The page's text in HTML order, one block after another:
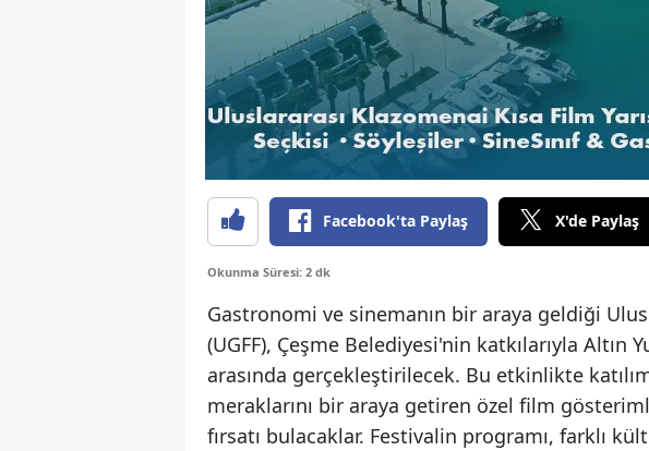
Facebook'ta Paylaş X'de Paylaş
Okunma Süresi: 2 dk
Gastronomi ve sinemanın bir araya geldiği
(UGFF), Çeşme Belediyesi'nin katkılarıyla
arasında gerçekleştirilecek. Bu etkinlikte
meraklarını bir araya getiren özel film
fırsatı bulacaklar. Festivalin programı, farklı